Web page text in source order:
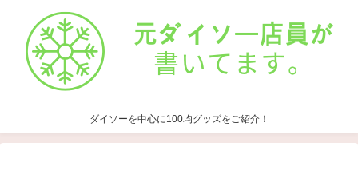
ダイソーを中心に100均グッズをご紹介！